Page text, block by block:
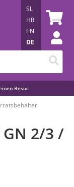
Besuc
SL
HR
EN
DE
2/3 /